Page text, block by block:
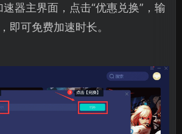
器主界面，点击“优惠兑换”，输
即可免费加速时长。